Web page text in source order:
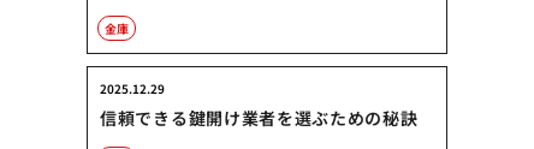
金庫
信頼できる鍵開け業者を選ぶための秘訣
2025.12.29